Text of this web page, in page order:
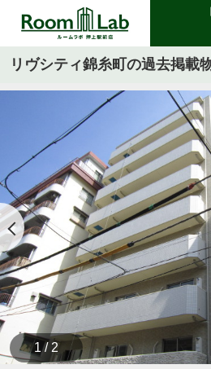
リヴシティ錦糸町の過去掲載
1 / 2